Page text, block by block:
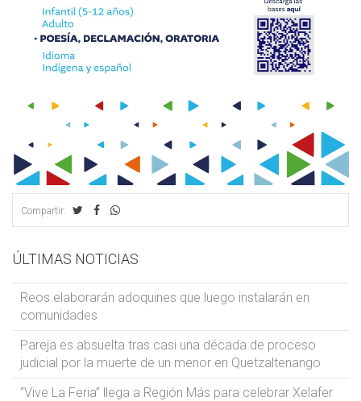
Compartir:
ÚLTIMAS NOTICIAS
Reos elaborarán adoquines que luego instalarán en
comunidades
Pareja es absuelta tras casi una década de proceso
judicial por la muerte de un menor en Quetzaltenango
“Vive La Feria” llega a Región Más para celebrar Xelafer